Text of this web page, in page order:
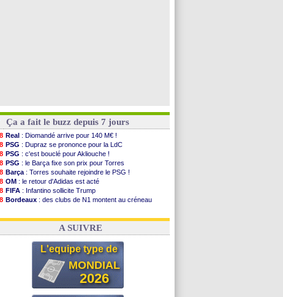
Ça a fait le buzz depuis 7 jours
Real : Diomandé arrive pour 140 M€ !
PSG : Dupraz se prononce pour la LdC
PSG : c'est bouclé pour Akliouche !
PSG : le Barça fixe son prix pour Torres
Barça : Torres souhaite rejoindre le PSG !
OM : le retour d'Adidas est acté
FIFA : Infantino sollicite Trump
Bordeaux : des clubs de N1 montent au créneau
Real: le démenti de Leipzig pour Diomandé
A SUIVRE
L'equipe type de
MONDIAL
2026